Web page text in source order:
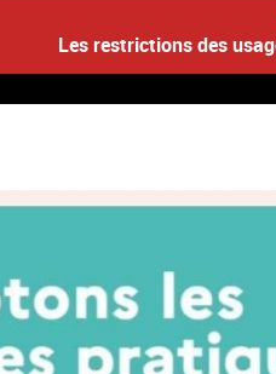
Les restrictions des